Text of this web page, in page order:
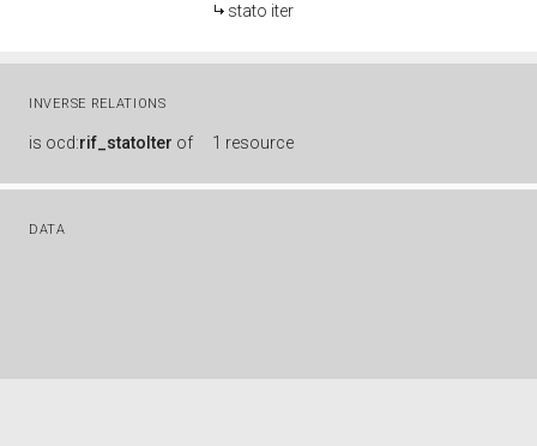
stato iter
INVERSE RELATIONS
is ocd:rif_statoIter of 1 resource
DATA